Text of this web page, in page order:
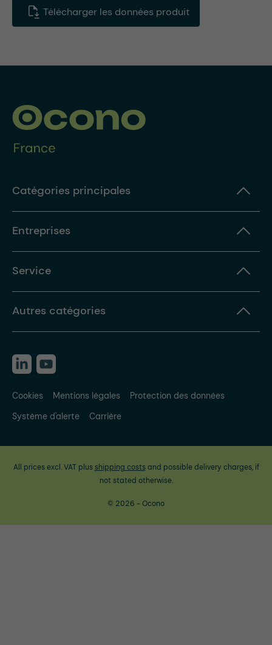
Télécharger les données produit
Catégories principales
Entreprises
Service
Autres catégories
Cookies Mentions légales
Protection des données
Système d'alerte
Carrière
All prices excl. VAT plus shipping costsand possible delivery charges, if
not stated otherwise.
© 2026 - Ocono